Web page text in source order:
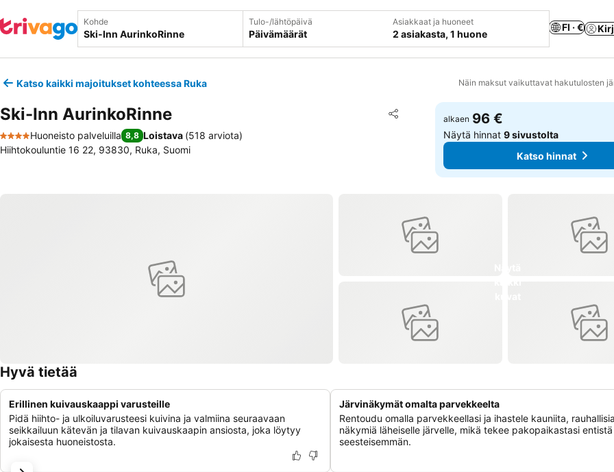
Kohde Tulo-/lähtöpäivä
Päivämäärät
Asiakkaat ja huoneet
2 asiakasta, 1 huone
FI · €
Katso kaikki majoitukset kohteessa Ruka Näin maksut vaikuttavat hakutulosten
Ski-Inn AurinkoRinne Jaa
Lisää suosikkeihin
4 Tähtiluokitus
Huoneisto palveluilla 8,8 Loistava (518 arviota)
Hiihtokouluntie 16 22, 93830, Ruka, Suomi
alkaen 96 €
Näytä hinnat9 sivustolta
Katso hinnat
Hyvä tietää
Erillinen kuivauskaappi varusteille
Pidä hiihto- ja ulkoiluvarusteesi kuivina ja valmiina seuraavaan
seikkailuun kätevän ja tilavan kuivauskaapin ansiosta, joka löytyy
jokaisesta huoneistosta.
Järvinäkymät omalta parvekkeelta
Rentoudu omalla parvekkeellasi ja ihastele kauniita, rauhallisia
näkymiä läheiselle järvelle, mikä tekee pakopaikastasi entistä
seesteisemmän.